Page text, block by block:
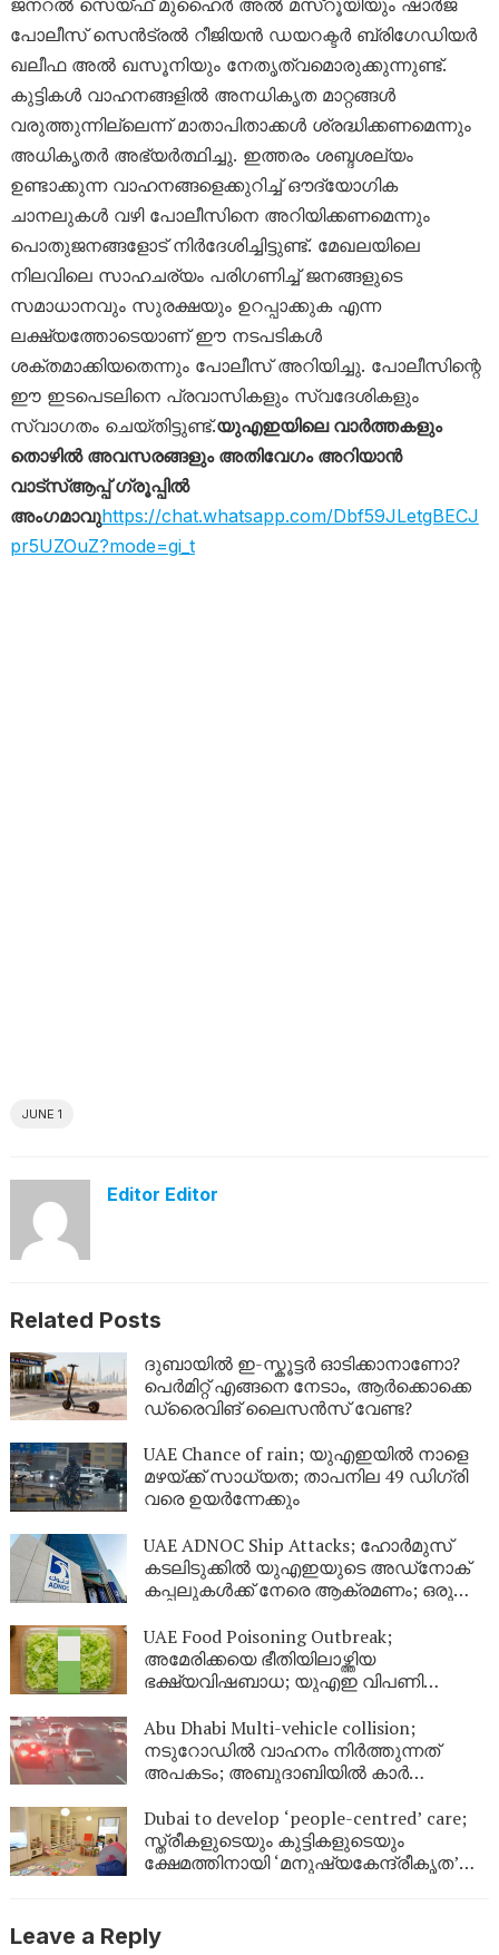
പോലീസ് സെൻട്രൽ റീജിയൻ ഡയറക്ടർ ബ്രിഗേഡിയർ
ഖലീഫ അൽ ഖസൂനിയും നേതൃത്വമൊരുക്കുന്നുണ്ട്.
കുട്ടികൾ വാഹനങ്ങളിൽ അനധികൃത മാറ്റങ്ങൾ
വരുത്തുന്നില്ലെന്ന് മാതാപിതാക്കൾ ശ്രദ്ധിക്കണമെന്നും
അധികൃതർ അഭ്യർത്ഥിച്ചു. ഇത്തരം ശബ്ദശല്യം
ഉണ്ടാക്കുന്ന വാഹനങ്ങളെക്കുറിച്ച് ഔദ്യോഗിക
ചാനലുകൾ വഴി പോലീസിനെ അറിയിക്കണമെന്നും
പൊതുജനങ്ങളോട് നിർദേശിച്ചിട്ടുണ്ട്. മേഖലയിലെ
നിലവിലെ സാഹചര്യം പരിഗണിച്ച് ജനങ്ങളുടെ
സമാധാനവും സുരക്ഷയും ഉറപ്പാക്കുക എന്ന
ലക്ഷ്യത്തോടെയാണ് ഈ നടപടികൾ
ശക്തമാക്കിയതെന്നും പോലീസ് അറിയിച്ചു. പോലീസിന്റെ
ഈ ഇടപെടലിനെ പ്രവാസികളും സ്വദേശികളും
സ്വാഗതം ചെയ്തിട്ടുണ്ട്.യുഎഇയിലെ വാർത്തകളും
തൊഴിൽ അവസരങ്ങളും അതിവേഗം അറിയാൻ
വാട്സ്ആപ്പ് ഗ്രൂപ്പിൽ
അംഗമാവുhttps://chat.whatsapp.com/Dbf59JLetgBECJ
pr5UZOuZ?mode=gi_t
JUNE 1
Editor Editor
Related Posts
ദുബായിൽ ഇ-സ്കൂട്ടർ ഓടിക്കാനാണോ?
പെർമിറ്റ് എങ്ങനെ നേടാം, ആർക്കൊക്കെ
ഡ്രൈവിങ് ലൈസൻസ് വേണ്ട?
UAE Chance of rain; യുഎഇയിൽ നാളെ
മഴയ്ക്ക് സാധ്യത; താപനില 49 ഡിഗ്രി
വരെ ഉയർന്നേക്കും
UAE ADNOC Ship Attacks; ഹോർമുസ്
കടലിടുക്കിൽ യുഎഇയുടെ അഡ്‌നോക്
കപ്പലുകൾക്ക് നേരെ ആക്രമണം; ഒരു
UAE Food Poisoning Outbreak;
അമേരിക്കയെ ഭീതിയിലാഴ്ത്തിയ
ഭക്ഷ്യവിഷബാധ; യുഎഇ വിപണി
Abu Dhabi Multi-vehicle collision;
നടുറോഡിൽ വാഹനം നിർത്തുന്നത്
അപകടം; അബുദാബിയിൽ കാർ
Dubai to develop ‘people-centred’ care;
സ്ത്രീകളുടെയും കുട്ടികളുടെയും
ക്ഷേമത്തിനായി ‘മനുഷ്യകേന്ദ്രീകൃത’
Leave a Reply